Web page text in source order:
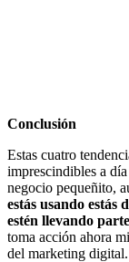
Conclusión
Estas cuatro
imprescindibles a
negocio pequeñito,
estás usando estás
estén llevando
toma acción ahora
del marketing digital.